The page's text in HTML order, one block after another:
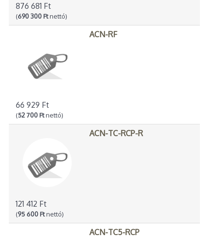
876 681 Ft
(690 300 Ftnettó)
66 929 Ft
(52 700 Ftnettó)
ACN-RF
121 412 Ft
(95 600 Ftnettó)
ACN-TC-RCP-R
ACN-TC5-RCP